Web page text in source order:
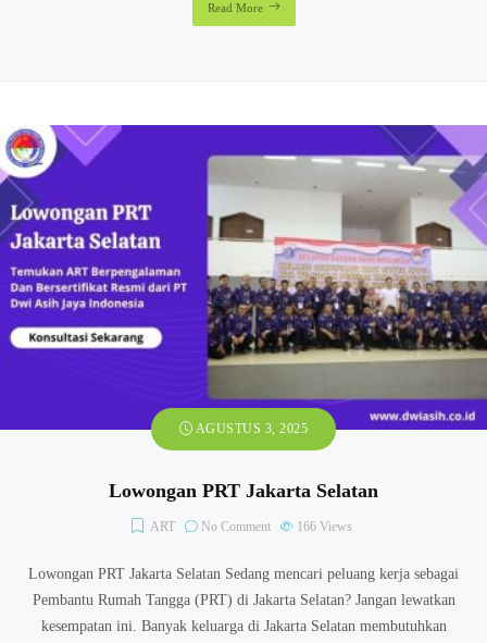
Read More
AGUSTUS 3, 2025
Lowongan PRT Jakarta Selatan
ART No Comment 166 Views
Lowongan PRT Jakarta Selatan Sedang mencari peluang kerja sebagai
Pembantu Rumah Tangga (PRT) di Jakarta Selatan? Jangan lewatkan
kesempatan ini. Banyak keluarga di Jakarta Selatan membutuhkan